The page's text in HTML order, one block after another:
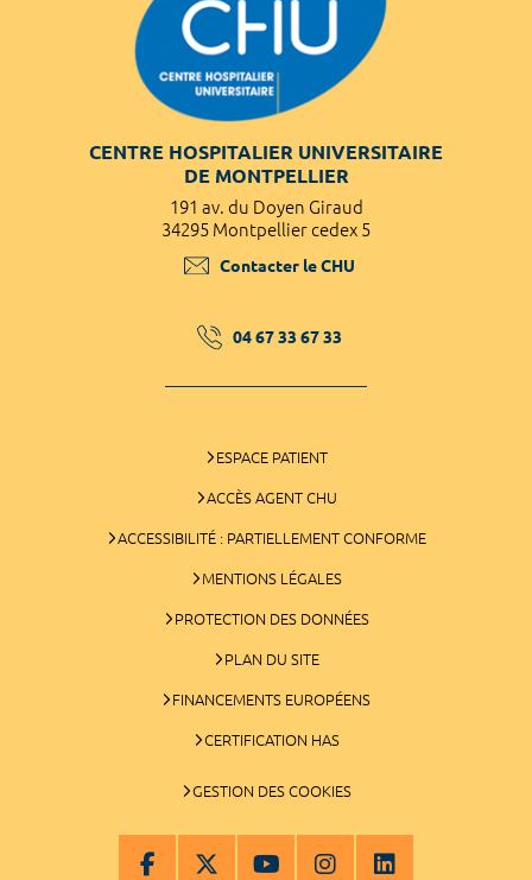
CENTRE HOSPITALIER UNIVERSITAIRE
DE MONTPELLIER
191 av. du Doyen Giraud
34295 Montpellier cedex 5
Contacter le CHU
04 67 33 67 33
ESPACE PATIENT
ACCÈS AGENT CHU
ACCESSIBILITÉ : PARTIELLEMENT CONFORME
MENTIONS LÉGALES
PROTECTION DES DONNÉES
PLAN DU SITE
FINANCEMENTS EUROPÉENS
CERTIFICATION HAS
GESTION DES COOKIES